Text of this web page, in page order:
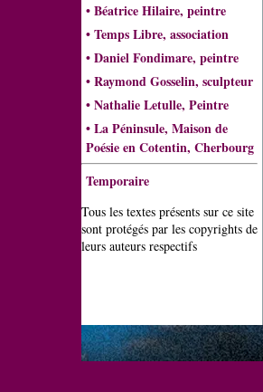
•Béatrice Hilaire, peintre
•Temps Libre, association
•Daniel Fondimare, peintre
•Raymond Gosselin, sculpteur
•Nathalie Letulle, Peintre
•La Péninsule, Maison de
Poésie en Cotentin, Cherbourg
Temporaire
Tous les textes présents sur ce site
sont protégés par les copyrights de
leurs auteurs respectifs